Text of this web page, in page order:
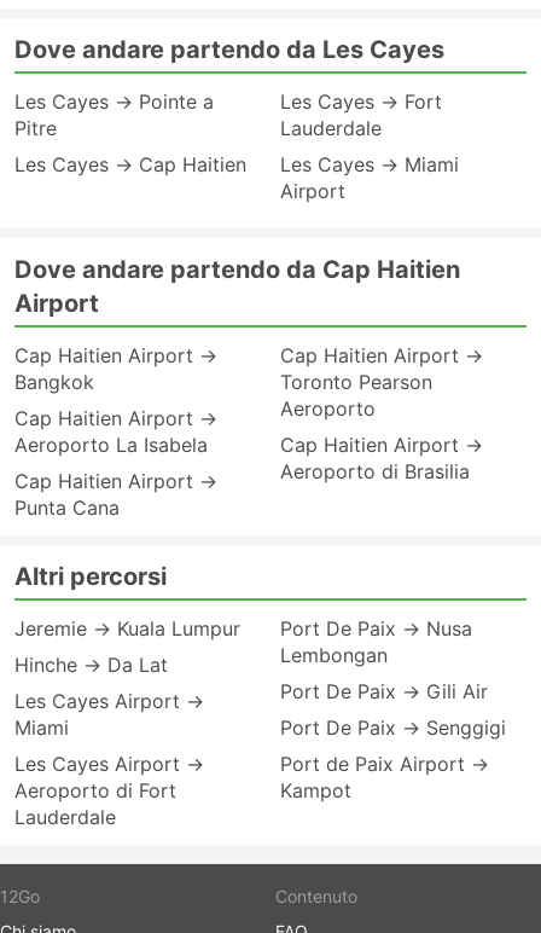
Dove andare partendo da Les Cayes
Les Cayes → Pointe a
Pitre
Les Cayes → Cap Haitien
Les Cayes → Fort
Lauderdale
Les Cayes → Miami
Airport
Dove andare partendo da Cap Haitien
Airport
Cap Haitien Airport →
Bangkok
Cap Haitien Airport →
Aeroporto La Isabela
Cap Haitien Airport →
Punta Cana
Cap Haitien Airport →
Toronto Pearson
Aeroporto
Cap Haitien Airport →
Aeroporto di Brasilia
Altri percorsi
Jeremie → Kuala Lumpur
Hinche → Da Lat
Les Cayes Airport →
Miami
Les Cayes Airport →
Aeroporto di Fort
Lauderdale
Port De Paix → Nusa
Lembongan
Port De Paix → Gili Air
Port De Paix → Senggigi
Port de Paix Airport →
Kampot
12Go
Contenuto